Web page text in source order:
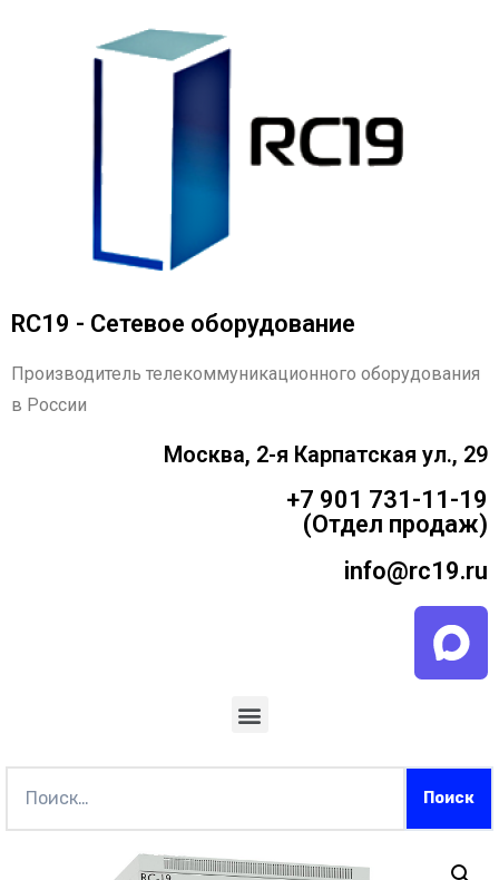
RC19 - Сетевое оборудование
Производитель телекоммуникационного оборудования
в России
Москва, 2-я Карпатская ул., 29
+7 901 731-11-19
(Отдел продаж)
info@rc19.ru